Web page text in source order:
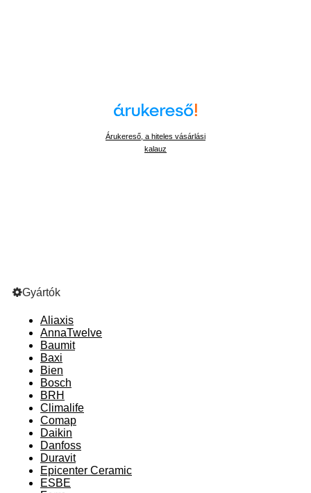
Árukereső, a hiteles vásárlási
kalauz
Gyártók
Aliaxis
AnnaTwelve
Baumit
Baxi
Bien
Bosch
BRH
Climalife
Comap
Daikin
Danfoss
Duravit
Epicenter Ceramic
ESBE